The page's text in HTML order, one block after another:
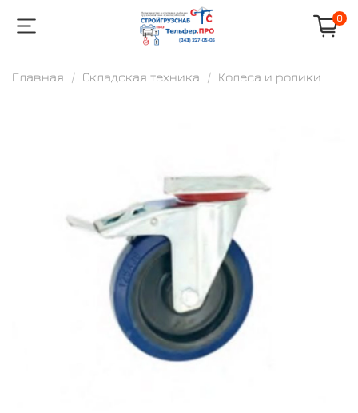
0
Главная Складская техника Колеса и ролики